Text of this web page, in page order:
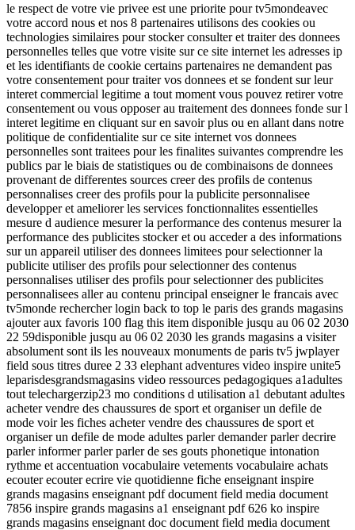
le respect de votre vie privee est une priorite pour tv5mondeavec
votre accord nous et nos 8 partenaires utilisons des cookies ou
technologies similaires pour stocker consulter et traiter des donnees
personnelles telles que votre visite sur ce site internet les adresses ip
et les identifiants de cookie certains partenaires ne demandent pas
votre consentement pour traiter vos donnees et se fondent sur leur
interet commercial legitime a tout moment vous pouvez retirer votre
consentement ou vous opposer au traitement des donnees fonde sur l
interet legitime en cliquant sur en savoir plus ou en allant dans notre
politique de confidentialite sur ce site internet vos donnees
personnelles sont traitees pour les finalites suivantes comprendre les
publics par le biais de statistiques ou de combinaisons de donnees
provenant de differentes sources creer des profils de contenus
personnalises creer des profils pour la publicite personnalisee
developper et ameliorer les services fonctionnalites essentielles
mesure d audience mesurer la performance des contenus mesurer la
performance des publicites stocker et ou acceder a des informations
sur un appareil utiliser des donnees limitees pour selectionner la
publicite utiliser des profils pour selectionner des contenus
personnalises utiliser des profils pour selectionner des publicites
personnalisees aller au contenu principal enseigner le francais avec
tv5monde rechercher login back to top le paris des grands magasins
ajouter aux favoris 100 flag this item disponible jusqu au 06 02 2030
22 59disponible jusqu au 06 02 2030 les grands magasins a visiter
absolument sont ils les nouveaux monuments de paris tv5 jwplayer
field sous titres duree 2 33 elephant adventures video inspire unite5
leparisdesgrandsmagasins video ressources pedagogiques a1adultes
tout telechargerzip23 mo conditions d utilisation a1 debutant adultes
acheter vendre des chaussures de sport et organiser un defile de
mode voir les fiches acheter vendre des chaussures de sport et
organiser un defile de mode adultes parler demander parler decrire
parler informer parler parler de ses gouts phonetique intonation
rythme et accentuation vocabulaire vetements vocabulaire achats
ecouter ecouter ecrire vie quotidienne fiche enseignant inspire
grands magasins enseignant pdf document field media document
7856 inspire grands magasins a1 enseignant pdf 626 ko inspire
grands magasins enseignant doc document field media document